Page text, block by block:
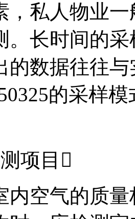
，私人物业
。长时间的
的数据往往
的采样
项目
气的质量